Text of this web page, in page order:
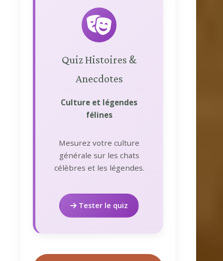
Quiz Histoires &
Anecdotes
Culture et légendes
félines
Mesurez votre culture
générale sur les chats
célèbres et les légendes.
Tester le quiz